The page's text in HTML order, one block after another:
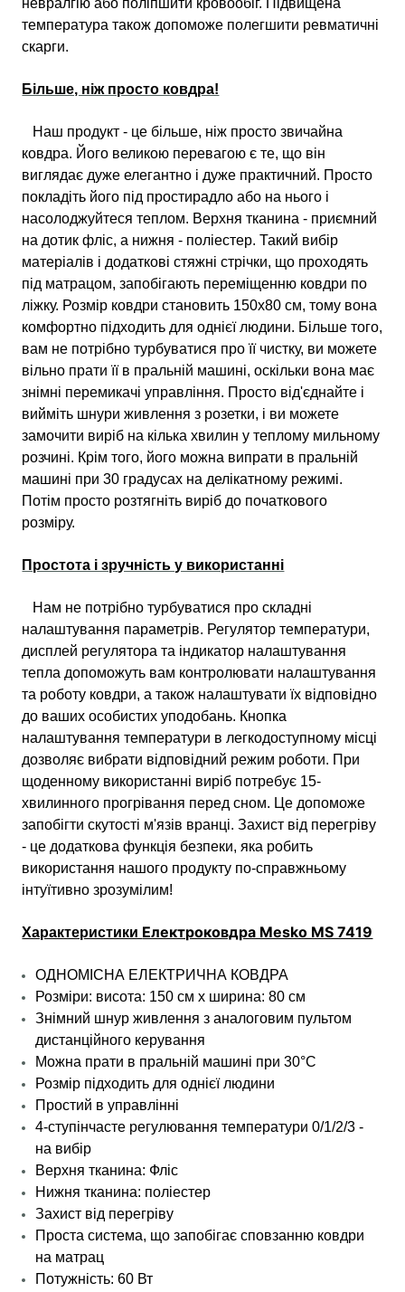
невралгію або поліпшити кровообіг. Підвищена
температура також допоможе полегшити ревматичні
скарги.
Більше, ніж просто ковдра!
Наш продукт - це більше, ніж просто звичайна
ковдра. Його великою перевагою є те, що він
виглядає дуже елегантно і дуже практичний. Просто
покладіть його під простирадло або на нього і
насолоджуйтеся теплом. Верхня тканина - приємний
на дотик фліс, а нижня - поліестер. Такий вибір
матеріалів і додаткові стяжні стрічки, що проходять
під матрацом, запобігають переміщенню ковдри по
ліжку. Розмір ковдри становить 150х80 см, тому вона
комфортно підходить для однієї людини. Більше того,
вам не потрібно турбуватися про її чистку, ви можете
вільно прати її в пральній машині, оскільки вона має
знімні перемикачі управління. Просто від'єднайте і
вийміть шнури живлення з розетки, і ви можете
замочити виріб на кілька хвилин у теплому мильному
розчині. Крім того, його можна випрати в пральній
машині при 30 градусах на делікатному режимі.
Потім просто розтягніть виріб до початкового
розміру.
Простота і зручність у використанні
Нам не потрібно турбуватися про складні
налаштування параметрів. Регулятор температури,
дисплей регулятора та індикатор налаштування
тепла допоможуть вам контролювати налаштування
та роботу ковдри, а також налаштувати їх відповідно
до ваших особистих уподобань. Кнопка
налаштування температури в легкодоступному місці
дозволяє вибрати відповідний режим роботи. При
щоденному використанні виріб потребує 15-
хвилинного прогрівання перед сном. Це допоможе
запобігти скутості м'язів вранці. Захист від перегріву
- це додаткова функція безпеки, яка робить
використання нашого продукту по-справжньому
інтуїтивно зрозумілим!
Характеристики Електроковдра Mesko MS 7419
ОДНОМІСНА ЕЛЕКТРИЧНА КОВДРА
Розміри: висота: 150 см х ширина: 80 см
Знімний шнур живлення з аналоговим пультом
дистанційного керування
Можна прати в пральній машині при 30°C
Розмір підходить для однієї людини
Простий в управлінні
4-ступінчасте регулювання температури 0/1/2/3 -
на вибір
Верхня тканина: Фліс
Нижня тканина: поліестер
Захист від перегріву
Проста система, що запобігає сповзанню ковдри
на матрац
Потужність: 60 Вт